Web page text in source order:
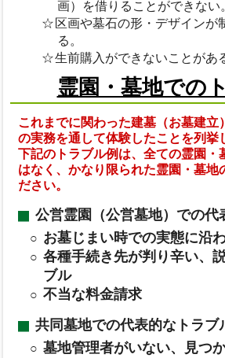
画）を借りることができない
区画や墓石の形・デザインが
る。
生前購入ができないことがあ
霊園・墓地での
これまでに関わった建墓（お墓建立
の実務を通して体験したことを列挙
下記のトラブル例は、全ての霊園・
はなく、かなり限られた霊園・墓地
ださい。
公営霊園（公営墓地）での代
お墓じまい時での実態に沿
各種手続き先が判り辛い、
ブル
不当な料金請求
共同墓地での代表的なトラブ
墓地管理者がいない、見つ